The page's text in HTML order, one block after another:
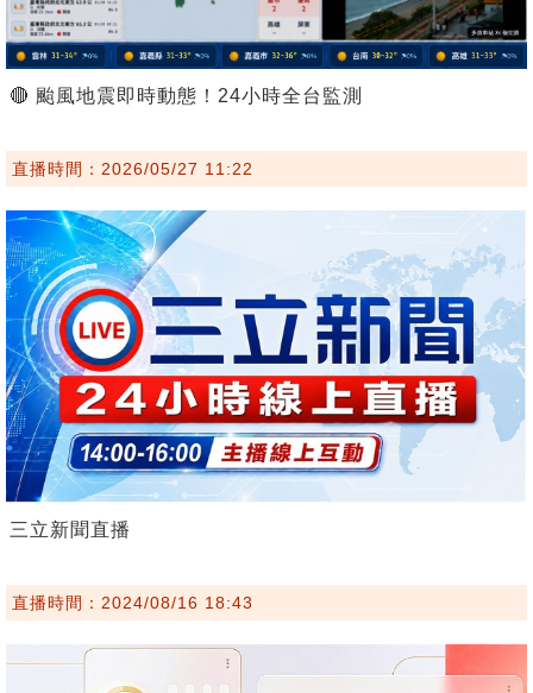
🔴 颱風地震即時動態！24小時全台監測
直播時間：2026/05/27 11:22
三立新聞直播
直播時間：2024/08/16 18:43